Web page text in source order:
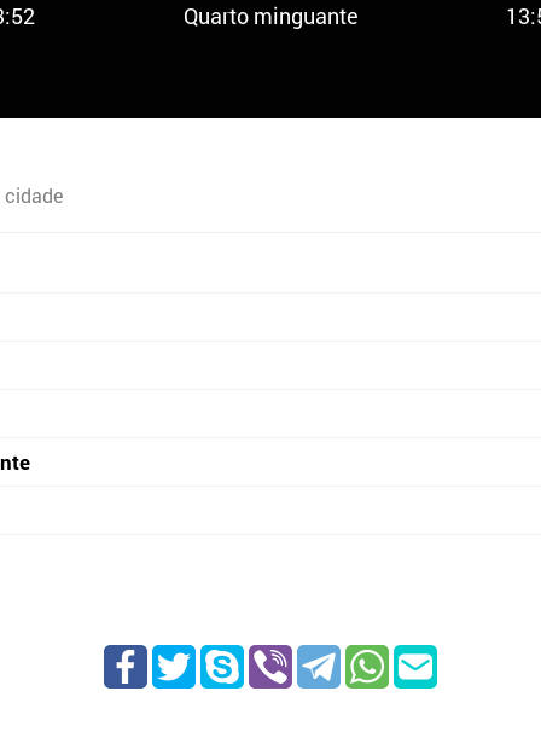
Quarto minguante
cidade